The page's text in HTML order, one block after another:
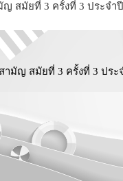
สมัยที่ 3 ครั้งที่ 3 ประจำปี
มัญ สมัยที่ 3 ครั้งที่ 3 ประ